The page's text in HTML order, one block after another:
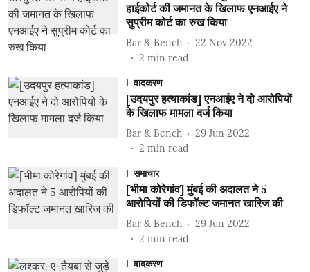
हाईकोर्ट की जमानत के खिलाफ एनआईए ने
सुप्रीम कोर्ट का रुख किया
Bar & Bench
22 Nov 2022
2 min read
वादकरण
[उदयपुर हत्याकांड] एनआईए ने दो आरोपियों
के खिलाफ मामला दर्ज किया
Bar & Bench
29 Jun 2022
2 min read
समाचार
[भीमा कोरेगांव] मुंबई की अदालत ने 5
आरोपियों की डिफॉल्ट जमानत खारिज की
Bar & Bench
29 Jun 2022
2 min read
वादकरण